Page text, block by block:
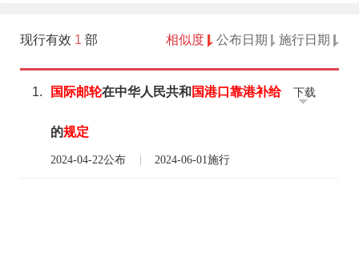
现行有效 1 部 相似度 公布日期 施行日期
1. 国际邮轮在中华人民共和 国港口 靠港补给
的规定
2024-04-22公布 2024-06-01施行
下载